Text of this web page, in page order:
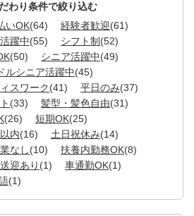
わり条件で絞り込む
いOK(64) 経験者歓迎(61)
躍中(55) シフト制 (52)
(50) シニア活躍中(49)
ルシニア活躍中(45)
スワーク(41) 平日のみ(37)
(33) 髪型・髪色自由(31)
(26) 短期OK(25)
内(16) 土日祝休み(14)
なし(10) 扶養内勤務OK(8)
送迎あり (1) 車通勤OK(1)
(1)